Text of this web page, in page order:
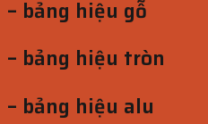
– bảng hiệu gỗ
– bảng hiệu tròn
– bảng hiệu alu